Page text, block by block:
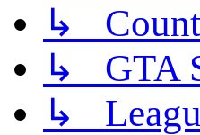
↳
↳ GTA
↳